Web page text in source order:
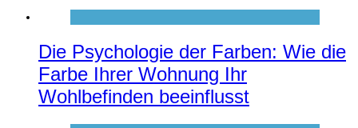
Die Psychologie der Farben: Wie die
Farbe Ihrer Wohnung Ihr
Wohlbefinden beeinflusst